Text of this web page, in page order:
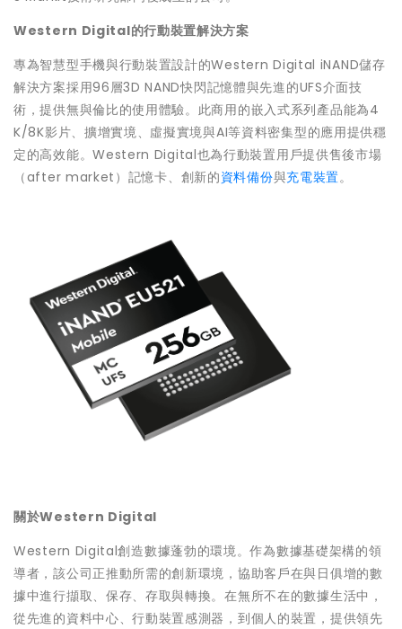
Western Digital的行動裝置解決方案
專為智慧型手機與行動裝置設計的Western Digital iNAND儲存
解決方案採用96層3D NAND快閃記憶體與先進的UFS介面技
術，提供無與倫比的使用體驗。此商用的嵌入式系列產品能為4
K/8K影片、擴增實境、虛擬實境與AI等資料密集型的應用提供穩
定的高效能。Western Digital也為行動裝置用戶提供售後市場
（after market）記憶卡、創新的資料備份與充電裝置。
關於Western Digital
Western Digital創造數據蓬勃的環境。作為數據基礎架構的領
導者，該公司正推動所需的創新環境，協助客戶在與日俱增的數
據中進行擷取、保存、存取與轉換。在無所不在的數據生活中，
從先進的資料中心、行動裝置感測器，到個人的裝置，提供領先